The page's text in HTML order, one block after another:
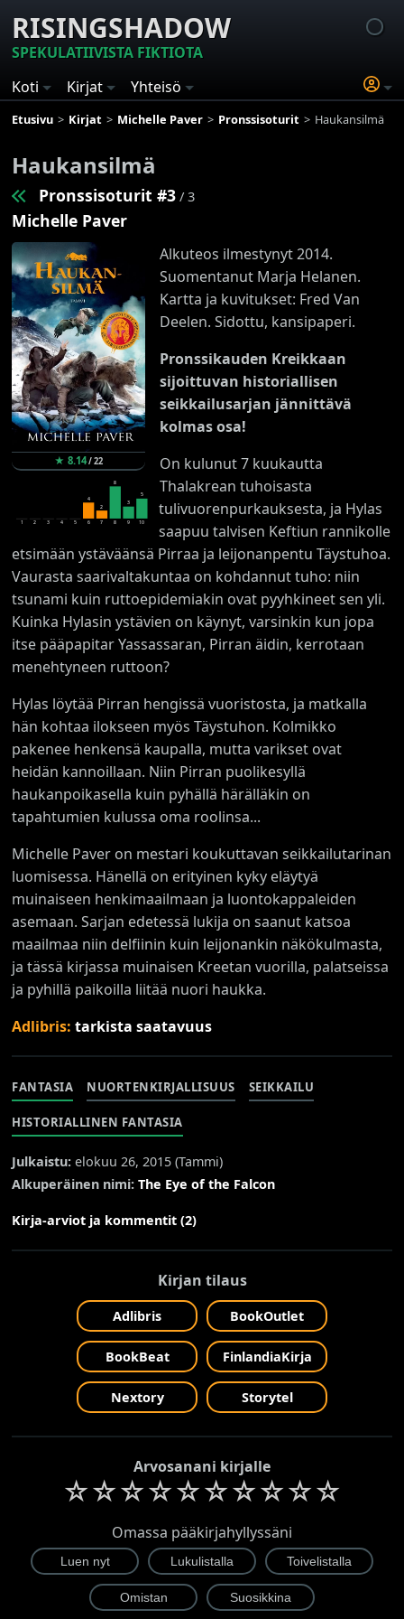
RISINGSHADOW
SPEKULATIIVISTA FIKTIOTA
Koti
Kirjat Yhteisö
Etusivu Kirjat Michelle Paver Pronssisoturit Haukansilmä
Haukansilmä
Pronssisoturit #3 / 3
Michelle Paver
★8.14/22
1 2 3 4 5
4
6
2
7
8
8
3
9
5
10
Alkuteos ilmestynyt 2014.
Suomentanut Marja Helanen.
Kartta ja kuvitukset: Fred Van
Deelen. Sidottu, kansipaperi.
Pronssikauden Kreikkaan
sijoittuvan historiallisen
seikkailusarjan jännittävä
kolmas osa!
On kulunut 7 kuukautta
Thalakrean tuhoisasta
tulivuorenpurkauksesta, ja Hylas
saapuu talvisen Keftiun rannikolle
etsimään ystäväänsä Pirraa ja leijonanpentu Täystuhoa.
Vaurasta saarivaltakuntaa on kohdannut tuho: niin
tsunami kuin ruttoepidemiakin ovat pyyhkineet sen yli.
Kuinka Hylasin ystävien on käynyt, varsinkin kun jopa
itse pääpapitar Yassassaran, Pirran äidin, kerrotaan
menehtyneen ruttoon?
Hylas löytää Pirran hengissä vuoristosta, ja matkalla
hän kohtaa ilokseen myös Täystuhon. Kolmikko
pakenee henkensä kaupalla, mutta varikset ovat
heidän kannoillaan. Niin Pirran puolikesyllä
haukanpoikasella kuin pyhällä härälläkin on
tapahtumien kulussa oma roolinsa...
Michelle Paver on mestari koukuttavan seikkailutarinan
luomisessa. Hänellä on erityinen kyky eläytyä
muinaiseen henkimaailmaan ja luontokappaleiden
asemaan. Sarjan edetessä lukija on saanut katsoa
maailmaa niin delfiinin kuin leijonankin näkökulmasta,
ja tässä kirjassa muinaisen Kreetan vuorilla, palatseissa
ja pyhillä paikoilla liitää nuori haukka.
Adlibris:tarkista saatavuus
FANTASIA NUORTENKIRJALLISUUS SEIKKAILU
HISTORIALLINEN FANTASIA
Julkaistu: elokuu 26, 2015 (Tammi)
Alkuperäinen nimi: The Eye of the Falcon
Kirja-arviot ja kommentit (2)
Kirjan tilaus
Adlibris BookOutlet
BookBeat FinlandiaKirja
Nextory Storytel
Arvosanani kirjalle
☆☆☆☆☆☆☆☆☆☆
Omassa pääkirjahyllyssäni